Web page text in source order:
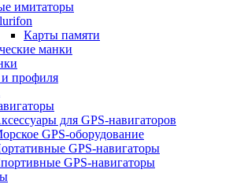
имитаторы
Карты памяти
манки
профиля
для GPS-навигаторов
GPS-оборудование
GPS-навигаторы
GPS-навигаторы